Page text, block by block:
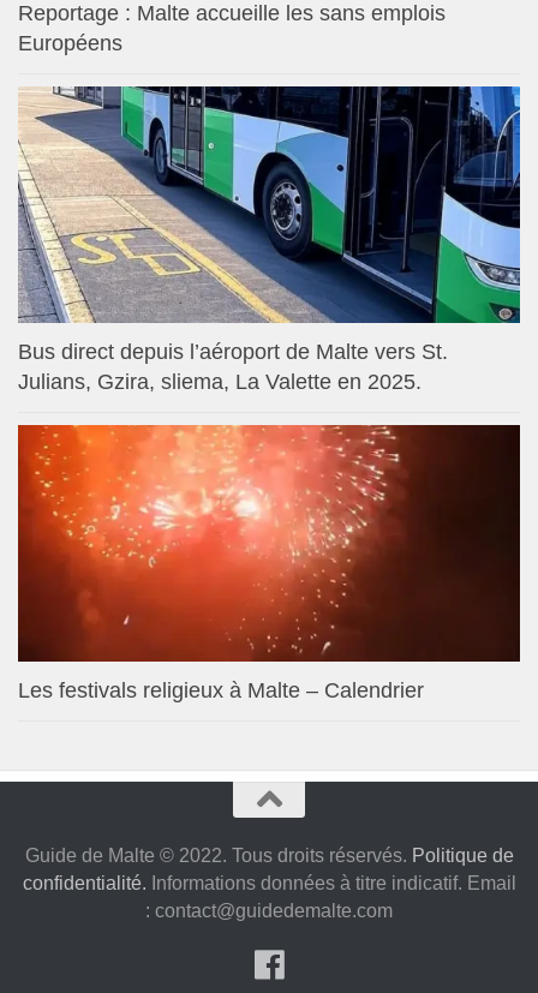
Reportage : Malte accueille les sans emplois
Européens
Bus direct depuis l’aéroport de Malte vers St.
Julians, Gzira, sliema, La Valette en 2025.
Les festivals religieux à Malte – Calendrier
Guide de Malte © 2022. Tous droits réservés. Politique de
confidentialité. Informations données à titre indicatif. Email
: contact@guidedemalte.com